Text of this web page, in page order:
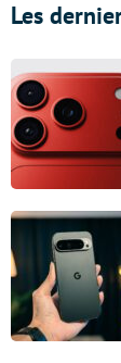
Les